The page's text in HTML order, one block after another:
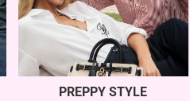
PREPPY STYLE